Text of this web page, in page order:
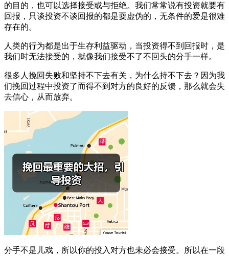
的目的，也可以选择接受或与拒绝。我们常常说有投资就要有
回报，只谈投资不谈回报的都是耍虚伪的，无条件的爱是很难
存在的。
人类的行为都是出于生存利益驱动，当投资得不到回报时，是
我们时无法接受的，就像我们接受不了不回头的分手一样。
很多人挽回失败和坚持不下去有关，为什么持不下去？因为我
们挽回过程中投资了而得不到对方的良好的反馈，那么就会失
去信心，从而放弃。
分手不是儿戏，所以你的投入对方也未必会接受。所以在一段